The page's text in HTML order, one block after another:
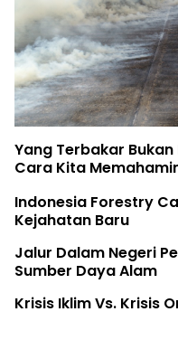
Yang Terbakar
Cara Kita
Indonesia Forestry
Kejahatan Baru
Jalur Dalam Negeri
Sumber Daya Alam
Krisis Iklim Vs. Krisis